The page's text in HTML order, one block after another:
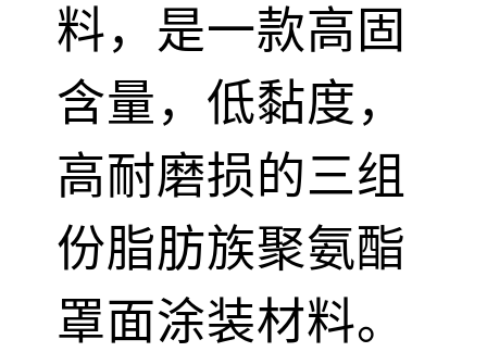
料，是一款高固
含量，低黏度，
高耐磨损的三组
份脂肪族聚氨酯
罩面涂装材料。